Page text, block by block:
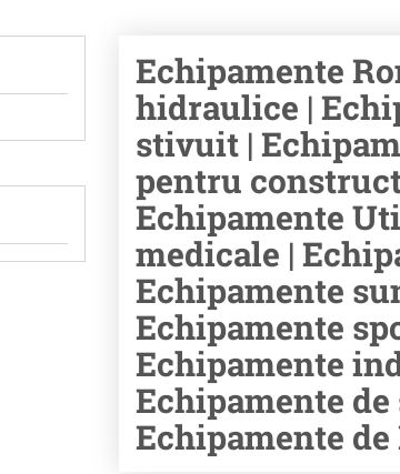
Echipamente
hidraulice |
stivuit |
pentru
Echipamente
medicale |
Echipamente
Echipamente
Echipamente
Echipamente
Echipamente